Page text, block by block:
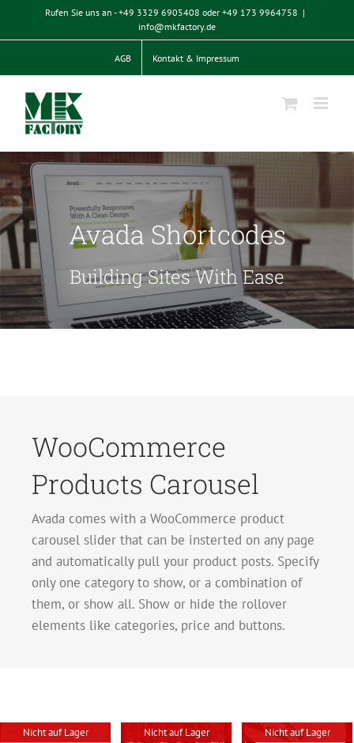
springen
Rufen Sie uns an - +49 3329 6905408 oder +49 173 9964758 |
info@mkfactory.de
AGB Kontakt & Impressum
Avada Shortcodes
Building Sites With Ease
WooCommerce
Products Carousel
Avada comes with a WooCommerce product
carousel slider that can be insterted on any page
and automatically pull your product posts. Specify
only one category to show, or a combination of
them, or show all. Show or hide the rollover
elements like categories, price and buttons.
Nicht auf Lager Nicht auf Lager Nicht auf Lager